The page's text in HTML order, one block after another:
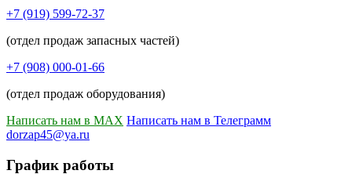
+7 (919) 599-72-37
(отдел продаж запасных частей)
+7 (908) 000-01-66
(отдел продаж оборудования)
Написать нам в MAX Написать нам в Телеграмм
dorzap45@ya.ru
График работы